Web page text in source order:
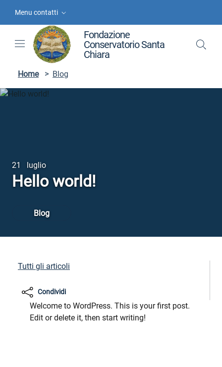
Menu contatti
Fondazione
Conservatorio Santa
Chiara
Home > Blog
21 luglio
Hello world!
Blog
Tutti gli articoli
Condividi
Welcome to WordPress. This is your first post.
Edit or delete it, then start writing!